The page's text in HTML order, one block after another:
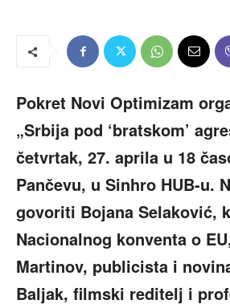
Pokret Novi Optimizam
„Srbija pod ‘bratskom’
četvrtak, 27. aprila u 18
Pančevu, u Sinhro HUB-u.
govoriti Bojana Selaković,
Nacionalnog konventa o
Martinov, publicista i
Baljak, filmski reditelj i